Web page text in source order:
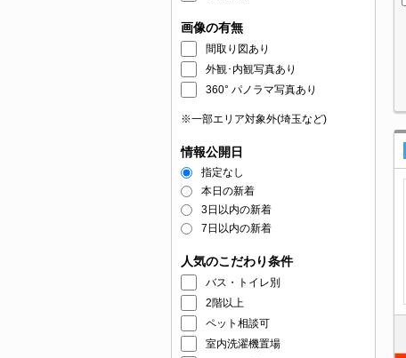
画像の有無
間取り図あり
外観･内観写真あり
360° パノラマ写真あり
※一部エリア対象外(埼玉など)
情報公開日
指定なし
本日の新着
3日以内の新着
7日以内の新着
人気のこだわり条件
バス・トイレ別
2階以上
ペット相談可
室内洗濯機置場